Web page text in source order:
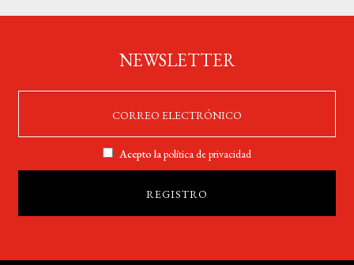
NEWSLETTER
Acepto lapolítica de privacidad